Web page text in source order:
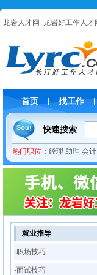
龙岩人才网 龙岩好工作人才
首页 找工作 |
快速搜索
热门职位： 经理 助理 会计
就业指导
·职场技巧
·面试技巧